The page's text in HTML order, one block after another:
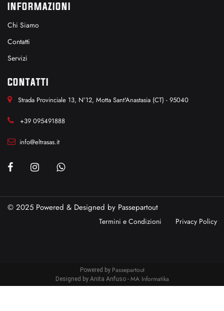
INFORMAZIONI
Chi Siamo
Contatti
Servizi
CONTATTI
Strada Provinciale 13, N°12, Motta Sant'Anastasia (CT) - 95040
+39 095491888
info@eltrasas.it
© 2025 Powered & Designed by Passepartout
Termini e Condizioni Privacy Policy
Powered by Passepartout
Designed by Anita Anfuso - MA Informatika